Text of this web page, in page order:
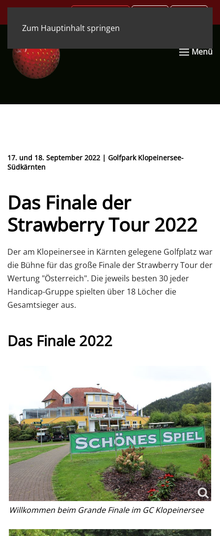
Zum Hauptinhalt springen
Menü
17. und 18. September 2022 | Golfpark Klopeinersee-
Südkärnten
Das Finale der
Strawberry Tour 2022
Der am Klopeinersee in Kärnten gelegene Golfplatz war
die Bühne für das große Finale der Strawberry Tour der
Wertung "Österreich". Die jeweils besten 30 jeder
Handicap-Gruppe spielten über 18 Löcher die
Gesamtsieger aus.
Das Finale 2022
Willkommen beim Grande Finale im GC Klopeinersee